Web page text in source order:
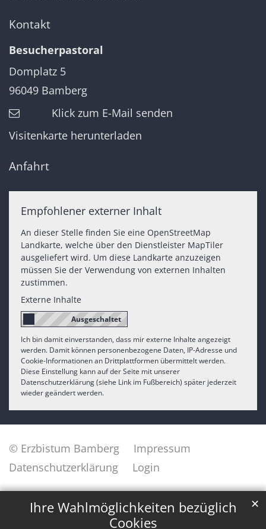
Ihre Wahlmöglichkeiten bezüglich
Cookies
✕
Kontakt
Besucherpastoral
Domplatz 5
96049 Bamberg
Klick zum E-Mail senden
Visitenkarte herunterladen
Anfahrt
Empfohlener externer Inhalt
An dieser Stelle finden Sie eine OpenStreetMap
Landkarte, welche über den Dienstleister MapTiler
ausgeliefert wird. Um diese Landkarte anzuzeigen
müssen Sie der Verwendung von externen Inhalten
zustimmen.
Externe Inhalte
Ich bin damit einverstanden, dass mir externe Inhalte angezeigt
werden. Damit können personenbezogene Daten, IP-Adresse und
Cookie-Informationen an Drittplattformen übermittelt werden.
Diese Einstellung kann auf der Seite mit unserer
Datenschutzerklärung (siehe Link im Fußbereich) später jederzeit
wieder geändert werden.
© Erzbistum Bamberg
Impressum
Datenschutzerklärung
Login